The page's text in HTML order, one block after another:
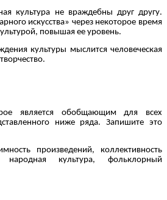
культура не враждебны друг другу.
искусства» через некоторое время
повышая ее уровень.
культуры мыслится человеческая
является обобщающим для всех
ниже ряда. Запишите это
произведений, коллективность
народная культура, фольклорный